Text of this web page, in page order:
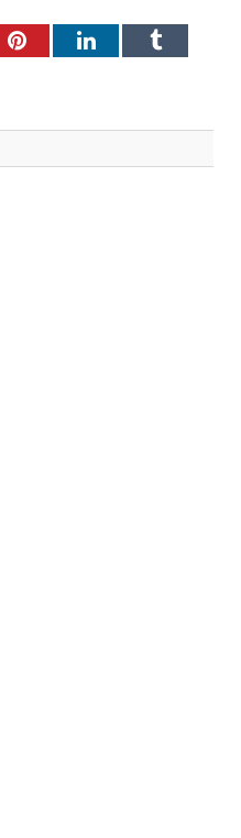
PinterestLinkedInTumblr